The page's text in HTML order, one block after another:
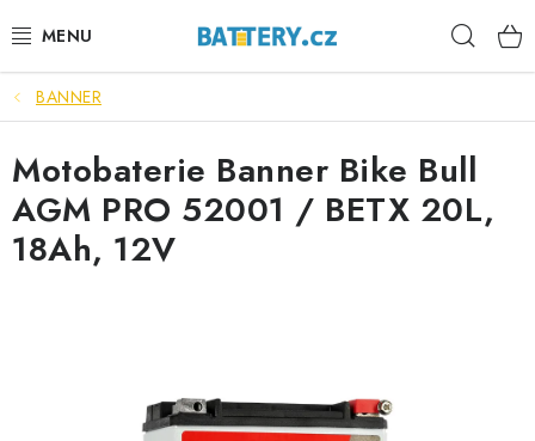
na
VÝHODNÉ SETY
SLUŽBY
AUTOBATERIE
STANIČNÍ BATERIE
BANNER
Motobaterie Banner Bike Bull
AGM PRO 52001 / BETX 20L,
18Ah, 12V